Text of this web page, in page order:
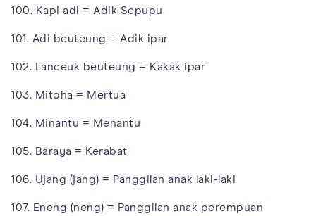
100. Kapi adi = Adik Sepupu
101. Adi beuteung = Adik ipar
102. Lanceuk beuteung = Kakak ipar
103. Mitoha = Mertua
104. Minantu = Menantu
105. Baraya = Kerabat
106. Ujang (jang) = Panggilan anak laki-laki
107. Eneng (neng) = Panggilan anak perempuan